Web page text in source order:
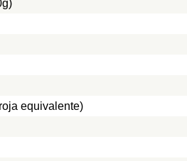
equivalente)